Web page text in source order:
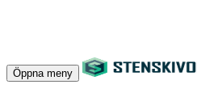
Öppna meny